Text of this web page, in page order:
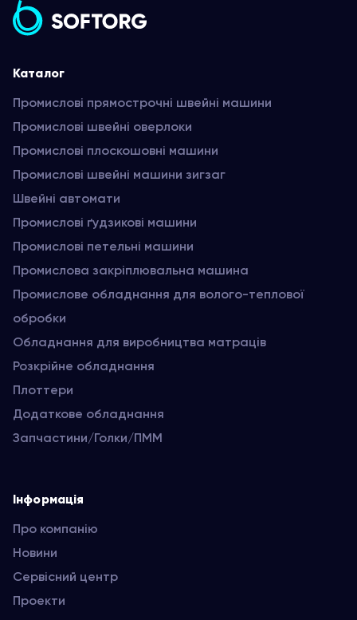
Каталог
Промислові прямострочні швейні машини
Промислові швейні оверлоки
Промислові плоскошовні машини
Промислові швейні машини зигзаг
Швейні автомати
Промислові ґудзикові машини
Промислові петельні машини
Промислова закріплювальна машина
Промислове обладнання для волого-теплової
обробки
Обладнання для виробництва матраців
Розкрійне обладнання
Плоттери
Додаткове обладнання
Запчастини/Голки/ПММ
Інформація
Про компанію
Новини
Сервісний центр
Проекти